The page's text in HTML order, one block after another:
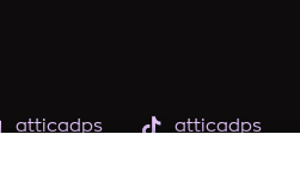
atticadps atticadps